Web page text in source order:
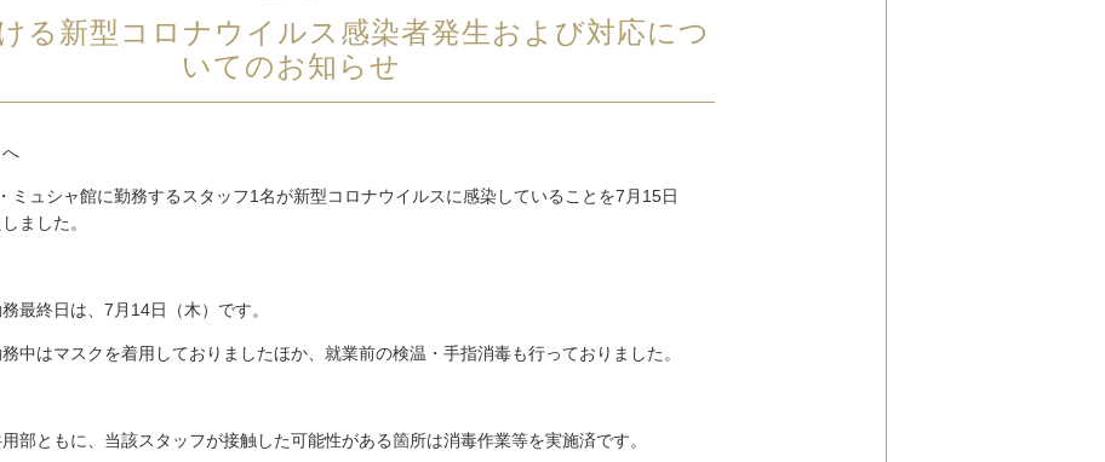
る新型コロナウイルス感染者発生および対応につ
いてのお知らせ
ミュシャ館に勤務するスタッフ1名が新型コロナウイルスに感染していることを7 月 15日
ました。
最終日は、 7 月 14日（木）です。
中はマスクを着用しておりましたほか、就業前の検温・手指消毒も行っておりました。
部ともに、当該スタッフが接触した可能性がある箇所は消毒作業等を実施済です。